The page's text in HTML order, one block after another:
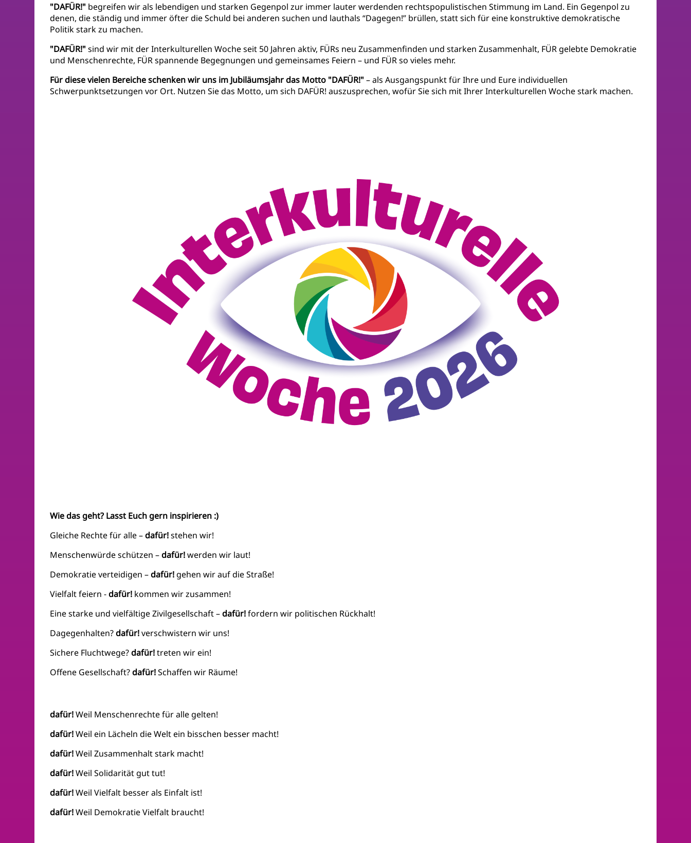
"DAFÜR!" begreifen wir als lebendigen und starken Gegenpol zur immer lauter werdenden rechtspopulistischen Stimmung im Land. Ein Gegenpol zu
denen, die ständig und immer öfter die Schuld bei anderen suchen und lauthals “Dagegen!” brüllen, statt sich für eine konstruktive demokratische
Politik stark zu machen.
"DAFÜR!"sind wir mit der Interkulturellen Woche seit 50 Jahren aktiv, FÜRs neu Zusammenfinden und starken Zusammenhalt, FÜR gelebte Demokratie
und Menschenrechte, FÜR spannende Begegnungen und gemeinsames Feiern – und FÜR so vieles mehr.
Für diese vielen Bereiche schenken wir uns im Jubiläumsjahr das Motto "DAFÜR!"– als Ausgangspunkt für Ihre und Eure individuellen
Schwerpunktsetzungen vor Ort. Nutzen Sie das Motto, um sich DAFÜR! auszusprechen, wofür Sie sich mit Ihrer Interkulturellen Woche stark machen.
Wie das geht? Lasst Euch gern inspirieren :)
Gleiche Rechte für alle –dafür!stehen wir!
Menschenwürde schützen –dafür!werden wir laut!
Demokratie verteidigen –dafür! gehen wir auf die Straße!
Vielfalt feiern -dafür! kommen wir zusammen!
Eine starke und vielfältige Zivilgesellschaft –dafür!fordern wir politischen Rückhalt!
Dagegenhalten?dafür!verschwistern wir uns!
Sichere Fluchtwege?dafür!treten wir ein!
Offene Gesellschaft?dafür!Schaffen wir Räume!
dafür!Weil Menschenrechte für alle gelten!
dafür!Weil ein Lächeln die Welt ein bisschen besser macht!
dafür!Weil Zusammenhalt stark macht!
dafür!Weil Solidarität gut tut!
dafür!Weil Vielfalt besser als Einfalt ist!
dafür!Weil Demokratie Vielfalt braucht!